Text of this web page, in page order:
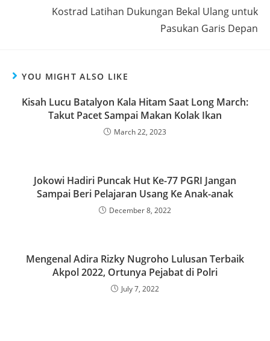
Kostrad Latihan Dukungan Bekal Ulang untuk
Pasukan Garis Depan
YOU MIGHT ALSO LIKE
Kisah Lucu Batalyon Kala Hitam Saat Long March:
Takut Pacet Sampai Makan Kolak Ikan
March 22, 2023
Jokowi Hadiri Puncak Hut Ke-77 PGRI Jangan
Sampai Beri Pelajaran Usang Ke Anak-anak
December 8, 2022
Mengenal Adira Rizky Nugroho Lulusan Terbaik
Akpol 2022, Ortunya Pejabat di Polri
July 7, 2022